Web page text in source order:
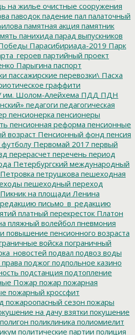
на жилье очистные сооружения
паводок падение пал палаточный
памятная акция памятник
панихида парад выпускников
Парасибириада-2019 Парк
партийный проект
Парыгина паспорт
пассажирские перевозки\ Пасха
граффити
Шолом-Алейхема ПДД ПДН
педагоги педагогическая
пенсионерка пенсионеры
пенсионная реформа пенсионные
возраст Пенсионный фонд пенсия
Первомай 2017 первый
перерасчет перечень период
Петербургский международный
Петровка петрушкова пешеходная
пешеходный переход
Пикник на площади Ленина
письмо_в_редакцию
платный перекресток Платон
пляжный волейбол пневмония
повышение пенсионного возраста
войска пограничный
подвал подвоз воды
поджог подпольное казино
подстанция подтопление
Пожар пожар пожарная
пожарный кроссфит
пожароопасный сезон пожары
на дачу взятки покушение
полигон поликлиника полиомиелит
политические партии полиция